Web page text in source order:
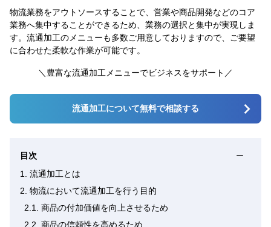
物流業務をアウトソースすることで、営業や商品開発などのコア
業務へ集中することができるため、業務の選択と集中が実現しま
す。流通加工のメニューも多数ご用意しておりますので、ご要望
に合わせた柔軟な作業が可能です。
＼豊富な流通加工メニューでビジネスをサポート／
流通加工について無料で相談する
目次 ー
1.
流通加工とは
2. 物流において流通加工を行う目的
2.1.
商品の付加価値を向上させるため
2.2. 商品の信頼性を高めるため